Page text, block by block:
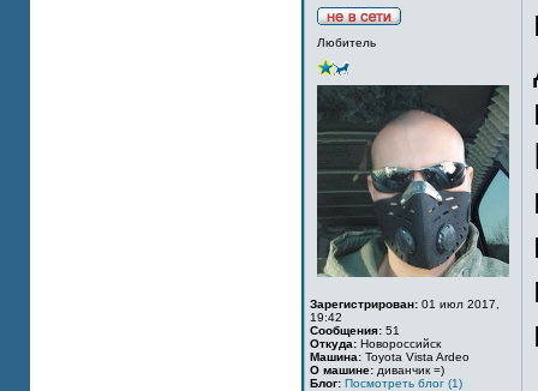
Любитель
Зарегистрирован: 01 июл 2017,
19:42
Сообщения: 51
Откуда: Новороссийск
Машина: Toyota Vista Ardeo
О машине: диванчик =)
Блог: Посмотреть блог (1)